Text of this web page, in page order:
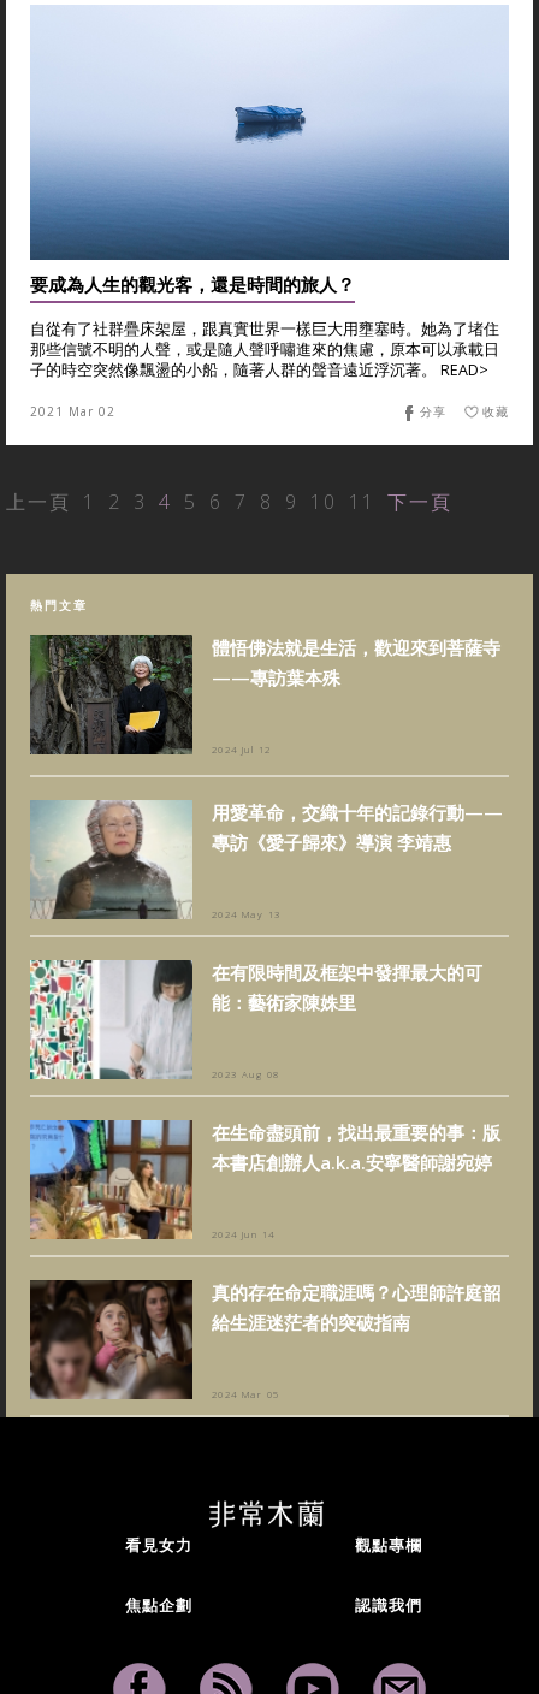
要成為人生的觀光客，還是時間的旅人？
自從有了社群疊床架屋，跟真實世界一樣巨大用壅塞時。她為了堵住
那些信號不明的人聲，或是隨人聲呼嘯進來的焦慮，原本可以承載日
子的時空突然像飄盪的小船，隨著人群的聲音遠近浮沉著。 READ>
2021 Mar 02 收藏
分享
上一頁 1 2 3 4 5 6 7 8 9 10 11 下一頁
熱門文章
體悟佛法就是生活，歡迎來到菩薩寺
——專訪葉本殊
2024 Jul 12
用愛革命，交織十年的記錄行動——
專訪《愛子歸來》導演 李靖惠
2024 May 13
在有限時間及框架中發揮最大的可
能：藝術家陳姝里
2023 Aug 08
在生命盡頭前，找出最重要的事：版
本書店創辦人a.k.a.安寧醫師謝宛婷
2024 Jun 14
真的存在命定職涯嗎？心理師許庭韶
給生涯迷茫者的突破指南
2024 Mar 05
看見女力 觀點專欄
焦點企劃 認識我們